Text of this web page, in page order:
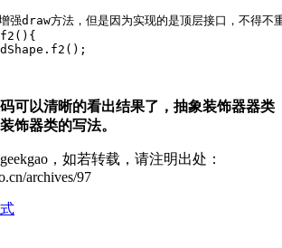
强draw方法，但是因为实现的是顶层接口，不得不
可以清晰的看出结果了，抽象装饰器器类
饰器类的写法。
，如若转载，请注明出处：
archives/97